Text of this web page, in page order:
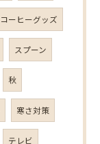
コーヒーグッズ
スプーン
秋
寒さ対策
テレビ